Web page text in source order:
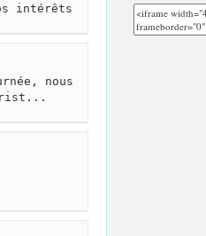
intérêts
nous